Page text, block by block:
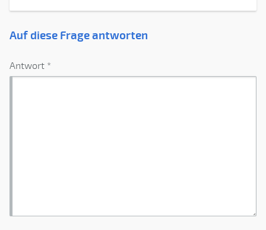
Auf diese Frage antworten
Antwort *